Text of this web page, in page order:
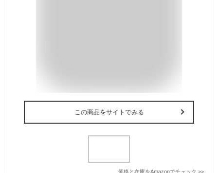
この商品をサイトでみる
価格と在庫をAmazonでチェック >>